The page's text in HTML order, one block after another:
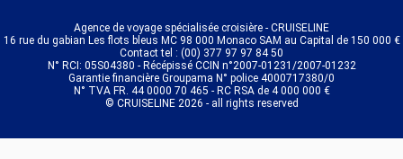
Agence de voyage spécialisée croisière - CRUISELINE
16 rue du gabian Les flots bleus MC 98 000 Monaco SAM au Capital de 150 000 €
Contact tel : (00) 377 97 97 84 50
N° RCI: 05S04380 - Récépissé CCIN n°2007-01231/2007-01232
Garantie financière Groupama N° police 4000717380/0
N° TVA FR. 44 0000 70 465 - RC RSA de 4 000 000 €
© CRUISELINE 2026 - all rights reserved